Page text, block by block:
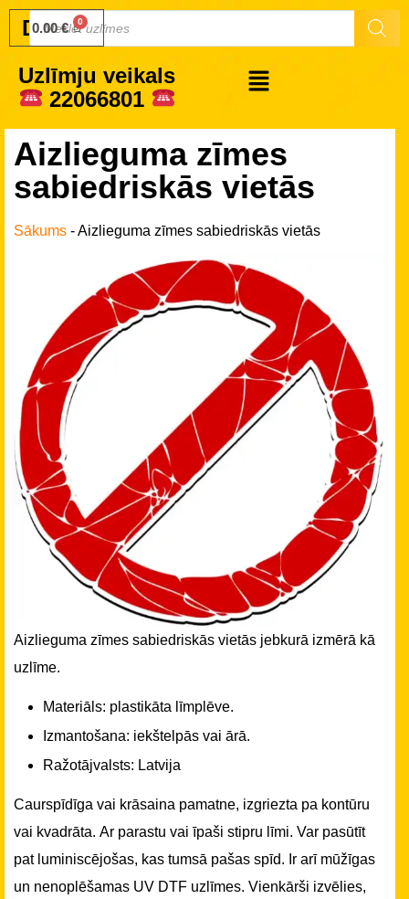
Druku.lv
0.00€
Uzlīmju veikals
22066801
Aizlieguma zīmes
sabiedriskās vietās
Sākums -Aizlieguma zīmes sabiedriskās vietās
Aizlieguma zīmes sabiedriskās vietās jebkurā izmērā kā
uzlīme.
Materiāls: plastikāta līmplēve.
Izmantošana: iekštelpās vai ārā.
Ražotājvalsts: Latvija
Caurspīdīga vai krāsaina pamatne, izgriezta pa kontūru
vai kvadrāta. Ar parastu vai īpaši stipru līmi. Var pasūtīt
pat luminiscējošas, kas tumsā pašas spīd. Ir arī mūžīgas
un nenoplēšamas UV DTF uzlīmes. Vienkārši izvēlies,